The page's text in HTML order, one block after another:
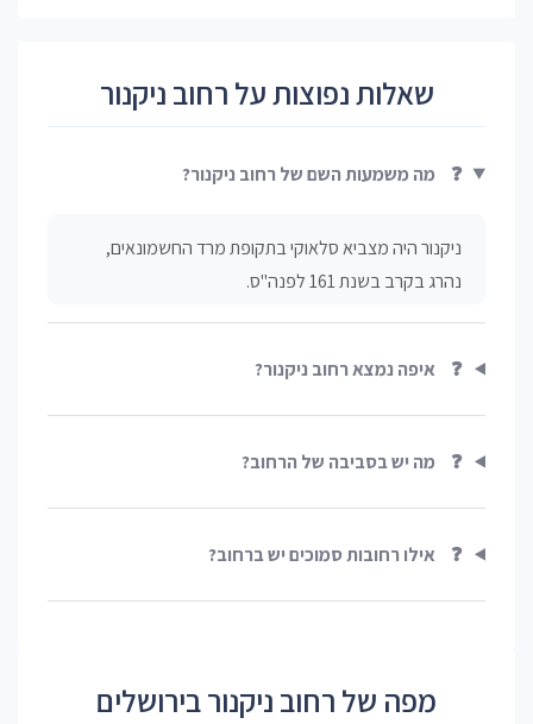
שאלות נפוצות על רחוב ניקנור
❓ מה משמעות השם של רחוב ניקנור?
ניקנור היה מצביא סלאוקי בתקופת מרד החשמונאים,
נהרג בקרב בשנת 161 לפנה"ס.
❓ איפה נמצא רחוב ניקנור?
❓ מה יש בסביבה של הרחוב?
❓ אילו רחובות סמוכים יש ברחוב?
מפה של רחוב ניקנור בירושלים